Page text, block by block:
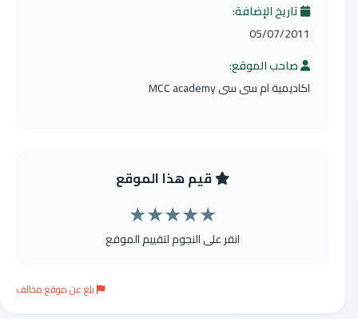
تاريخ الإضافة:
05/07/2011
صاحب الموقع:
اكاديمية ام سى سى MCC academy
قيم هذا الموقع
★
★
★
★
★
انقر على النجوم لتقييم الموقع
بلغ عن موقع مخالف